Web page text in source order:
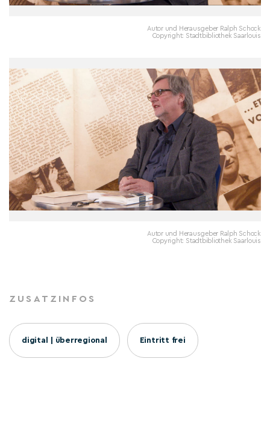
Autor und Herausgeber Ralph Schock
Copyright: Stadtbibliothek Saarlouis
Autor und Herausgeber Ralph Schock
Copyright: Stadtbibliothek Saarlouis
ZUSATZINFOS
digital | überregional Eintritt frei